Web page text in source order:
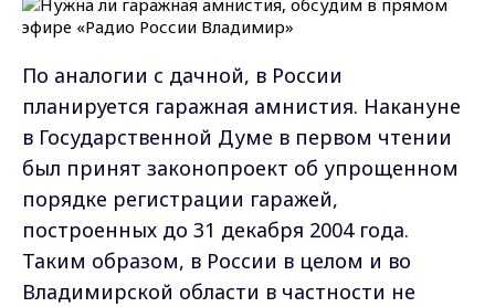
По аналогии с дачной, в России
планируется гаражная амнистия. Накануне
в Государственной Думе в первом чтении
был принят законопроект об упрощенном
порядке регистрации гаражей,
построенных до 31 декабря 2004 года.
Таким образом, в России в целом и во
Владимирской области в частности не